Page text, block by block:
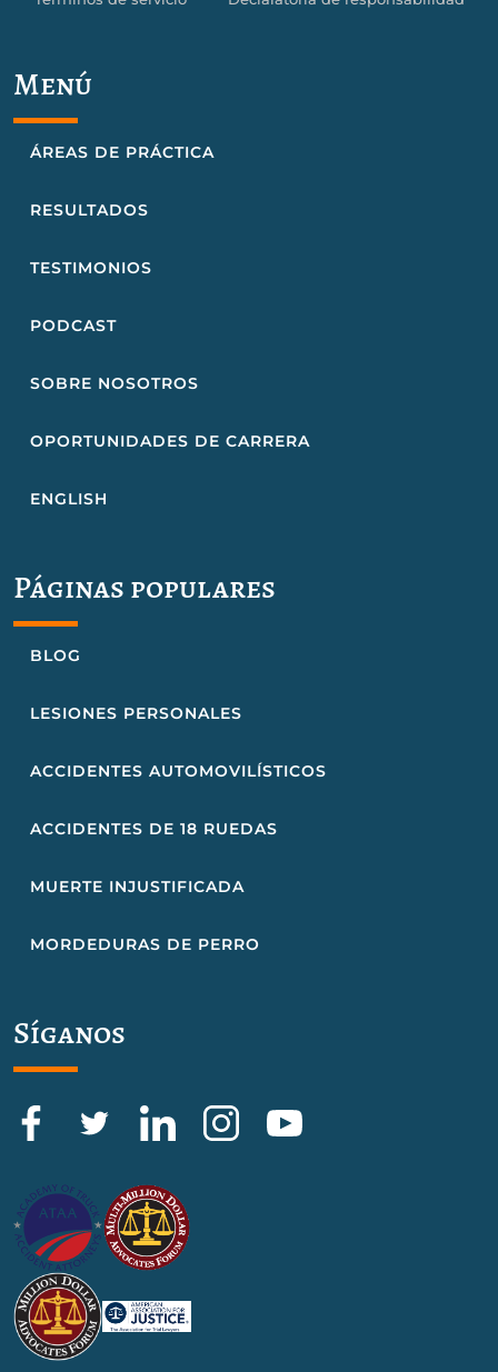
Menú
ÁREAS DE PRÁCTICA
RESULTADOS
TESTIMONIOS
PODCAST
SOBRE NOSOTROS
OPORTUNIDADES DE CARRERA
ENGLISH
Páginas populares
BLOG
LESIONES PERSONALES
ACCIDENTES AUTOMOVILÍSTICOS
ACCIDENTES DE 18 RUEDAS
MUERTE INJUSTIFICADA
MORDEDURAS DE PERRO
Síganos